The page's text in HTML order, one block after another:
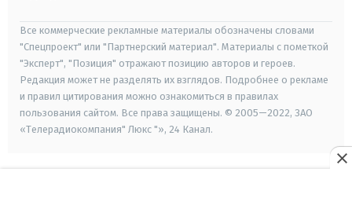
Все коммерческие рекламные материалы обозначены словами
"Спецпроект" или "Партнерский материал". Материалы с пометкой
"Эксперт", "Позиция" отражают позицию авторов и героев.
Редакция может не разделять их взглядов. Подробнее о рекламе
и правил цитирования можно ознакомиться в правилах
пользования сайтом. Все права защищены. © 2005—2022, ЗАО
«Телерадиокомпания" Люкс "», 24 Канал.